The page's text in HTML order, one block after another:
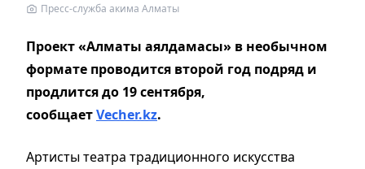
Пресс-служба акима Алматы
Проект «Алматы аялдамасы» в необычном
формате проводится второй год подряд и
продлится до 19 сентября,
сообщаетVecher.kz.
Артисты театра традиционного искусства